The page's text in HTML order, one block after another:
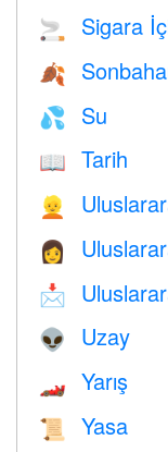
🚬 Sigara
🍂
💦 Su
📖 Tarih
👱
👩
📩
👽 Uzay
🏎 Yarış
📜 Yasa